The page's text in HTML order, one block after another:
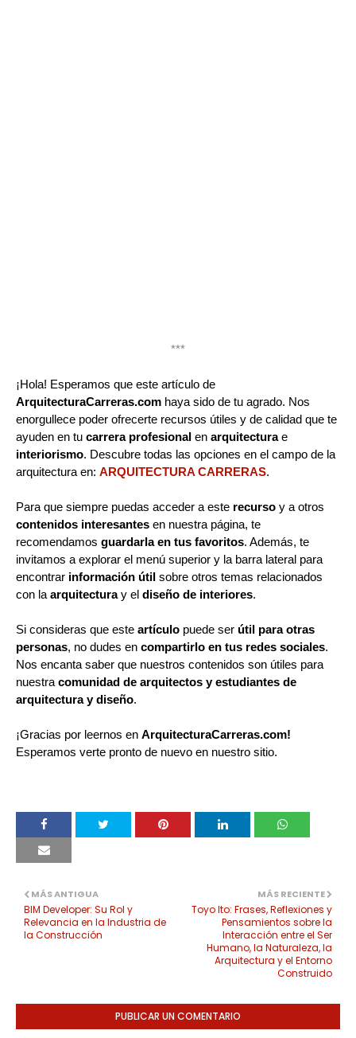
***
¡Hola! Esperamos que este artículo de
ArquitecturaCarreras.com haya sido de tu agrado. Nos
enorgullece poder ofrecerte recursos útiles y de calidad que te
ayuden en tu carrera profesional en arquitecturae
interiorismo. Descubre todas las opciones en el campo de la
arquitectura en: ARQUITECTURA CARRERAS.
Para que siempre puedas acceder a este recurso y a otros
contenidos interesantes en nuestra página, te
recomendamos guardarla en tus favoritos. Además, te
invitamos a explorar el menú superior y la barra lateral para
encontrar información útil sobre otros temas relacionados
con laarquitecturay el diseño de interiores.
Si consideras que este artículo puede ser útil para otras
personas, no dudes en compartirlo en tus redes sociales.
Nos encanta saber que nuestros contenidos son útiles para
nuestracomunidad de arquitectos y estudiantes de
arquitectura y diseño.
¡Gracias por leernos en ArquitecturaCarreras.com!
Esperamos verte pronto de nuevo en nuestro sitio.
MÁS RECIENTE
Toyo Ito: Frases, Reflexiones y
Pensamientos sobre la
Interacción entre el Ser
Humano, la Naturaleza, la
Arquitectura y el Entorno
Construido
MÁS ANTIGUA
BIM Developer: Su Rol y
Relevancia en la Industria de
la Construcción
PUBLICAR UN COMENTARIO